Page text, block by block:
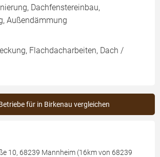
Dachfenstereinbau,
Außendämmung
Flachdacharbeiten, Dach /
für in Birkenau vergleichen
10, 68239 Mannheim (16km von 68239